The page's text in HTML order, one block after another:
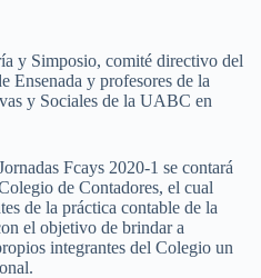
y Simposio, comité directivo del
Ensenada y profesores de la
y Sociales de la UABC en
Fcays 2020-1 se contará
de Contadores, el cual
de la práctica contable de la
el objetivo de brindar a
integrantes del Colegio un